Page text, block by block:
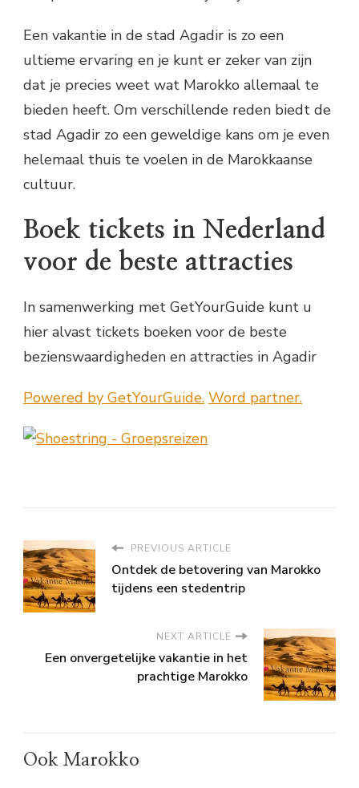
Een vakantie in de stad Agadir is zo een
ultieme ervaring en je kunt er zeker van zijn
dat je precies weet wat Marokko allemaal te
bieden heeft. Om verschillende reden biedt de
stad Agadir zo een geweldige kans om je even
helemaal thuis te voelen in de Marokkaanse
cultuur.
Boek tickets in Nederland
voor de beste attracties
In samenwerking met GetYourGuide kunt u
hier alvast tickets boeken voor de beste
bezienswaardigheden en attracties in Agadir
Powered by GetYourGuide. Word partner.
PREVIOUS ARTICLE
Ontdek de betovering van Marokko
tijdens een stedentrip
NEXT ARTICLE
Een onvergetelijke vakantie in het
prachtige Marokko
Ook Marokko